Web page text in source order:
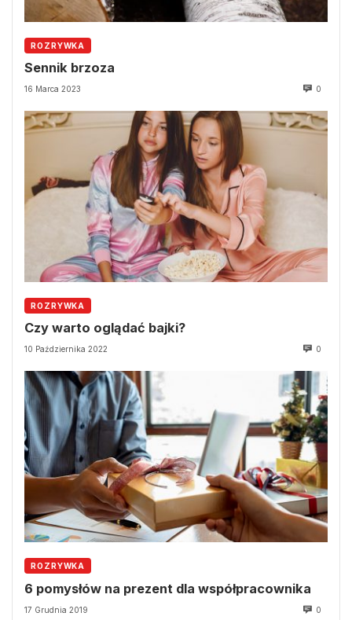
ROZRYWKA
Sennik brzoza
16 Marca 2023 0
ROZRYWKA
Czy warto oglądać bajki?
10 Października 2022 0
ROZRYWKA
6 pomysłów na prezent dla współpracownika
17 Grudnia 2019 0